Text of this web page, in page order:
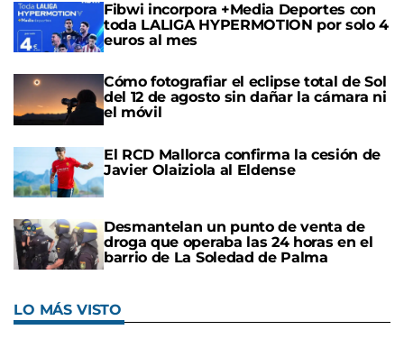
Fibwi incorpora +Media Deportes con
toda LALIGA HYPERMOTION por solo 4
euros al mes
Cómo fotografiar el eclipse total de Sol
del 12 de agosto sin dañar la cámara ni
el móvil
El RCD Mallorca confirma la cesión de
Javier Olaiziola al Eldense
Desmantelan un punto de venta de
droga que operaba las 24 horas en el
barrio de La Soledad de Palma
LO MÁS VISTO